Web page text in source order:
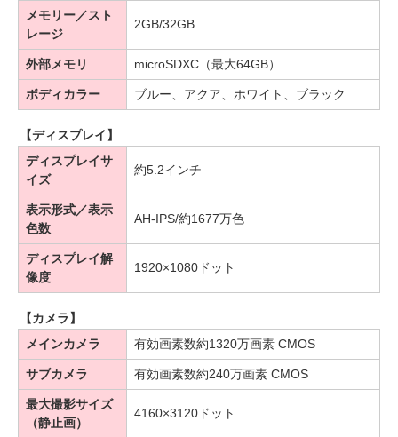
メモリー／スト
レージ
2GB/32GB
外部メモリ microSDXC（最大64GB）
ボディカラー ブルー、アクア、ホワイト、ブラック
【ディスプレイ】
ディスプレイサ
イズ
約5.2インチ
表示形式／表示
色数
AH-IPS/約1677万色
ディスプレイ解
像度
1920×1080ドット
【カメラ】
メインカメラ
有効画素数約1320万画素 CMOS
サブカメラ 有効画素数約240万画素 CMOS
最大撮影サイズ
（静止画）
4160×3120ドット